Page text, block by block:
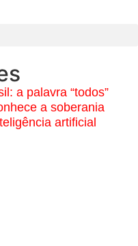
a palavra “todos”
a soberania
artificial